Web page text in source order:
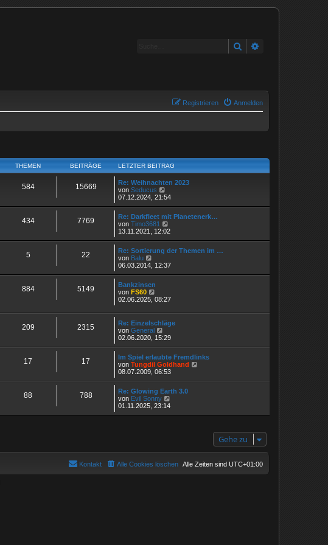
Suche
Anmelden
Registrieren
THEMEN BEITRÄGE LETZTER BEITRAG
584 15669
Re: Weihnachten 2023
von Seducus
e
s
t
e
r
B
e
i
t
r
07.12.2024, 21:54
434 7769
Re: Darkfleet mit Planetenerk…
von Timo3681
e
s
e
r
i
t
g
13.11.2021, 12:02
5 22
Re: Sortierung der Themen im …
von Balu
e
s
t
e
B
e
i
g
06.03.2014, 12:37
884 5149
Bankzinsen
von FS60
e
e
s
t
e
r
B
e
t
g
02.06.2025, 08:27
209 2315
Re: Einzelschläge
von General
e
s
t
e
r
B
e
i
t
r
02.06.2020, 15:29
17 17
Im Spiel erlaubte Fremdlinks
von Tungdil Goldhand
r
r
g
08.07.2009, 06:53
88 788
Re: Glowing Earth 3.0
von Evil Sonny
e
01.11.2025, 23:14
Gehe zu
Alle Zeiten sind UTC+01:00
Alle Cookies löschen
Kontakt